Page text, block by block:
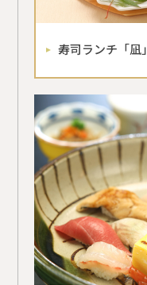
寿司ランチ「凪」